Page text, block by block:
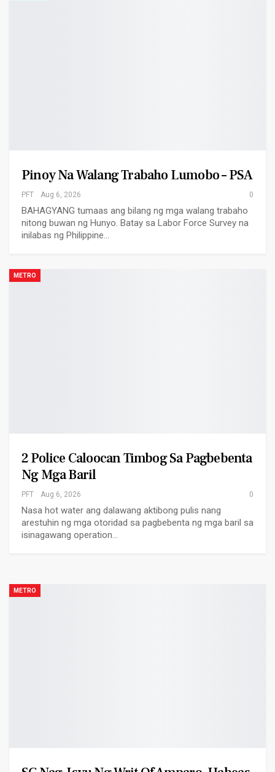
Pinoy Na Walang Trabaho Lumobo – PSA
PFT Aug 6, 2026 0
BAHAGYANG tumaas ang bilang ng mga walang trabaho
nitong buwan ng Hunyo. Batay sa Labor Force Survey na
inilabas ng Philippine…
METRO
2 Police Caloocan Timbog Sa Pagbebenta
Ng Mga Baril
PFT Aug 6, 2026 0
Nasa hot water ang dalawang aktibong pulis nang
arestuhin ng mga otoridad sa pagbebenta ng mga baril sa
isinagawang operation…
METRO